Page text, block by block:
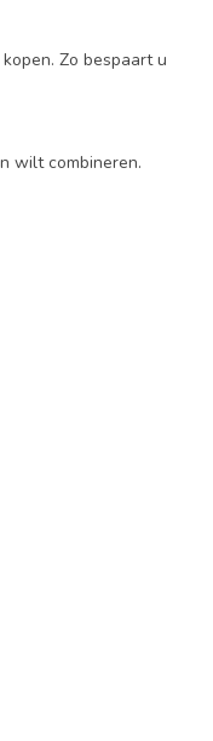
Zo bespaart u
wilt combineren.